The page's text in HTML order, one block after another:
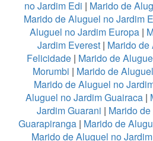
no Jardim Edi | Marido de
Marido de Aluguel no Jardim
Aluguel no Jardim Europa|
Jardim Everest | Marido
Felicidade | Marido de
Morumbi | Marido de
Marido de Aluguel no
Aluguel no Jardim Guairaca |
Jardim Guarani | Marido
Guarapiranga| Marido de
Marido de Aluguel no